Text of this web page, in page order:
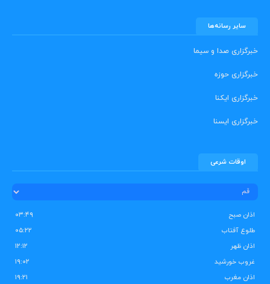
سایر رسانه‌ها
خبرگزاری صدا و سیما
خبرگزاری حوزه
خبرگزاری ایکنا
خبرگزاری ایسنا
اوقات شرعی
اذان صبح
۰۳:۴۹
طلوع آفتاب
۰۵:۲۲
اذان ظهر
۱۲:۱۲
غروب خورشید
۱۹:۰۲
اذان مغرب
۱۹:۲۱